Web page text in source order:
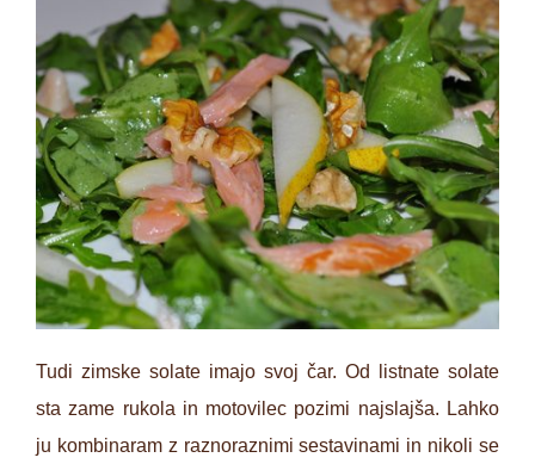
Tudi zimske solate imajo svoj čar. Od listnate solate
sta zame rukola in motovilec pozimi najslajša. Lahko
ju kombinaram z raznoraznimi sestavinami in nikoli se